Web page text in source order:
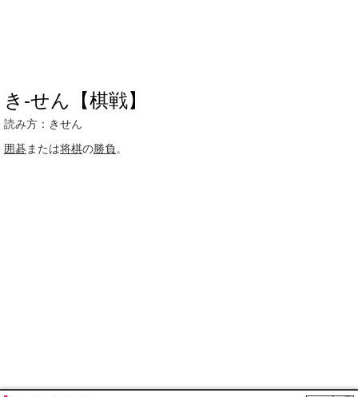
き‐せん【棋戦】
読み方：きせん
囲碁 または将棋の勝負 。